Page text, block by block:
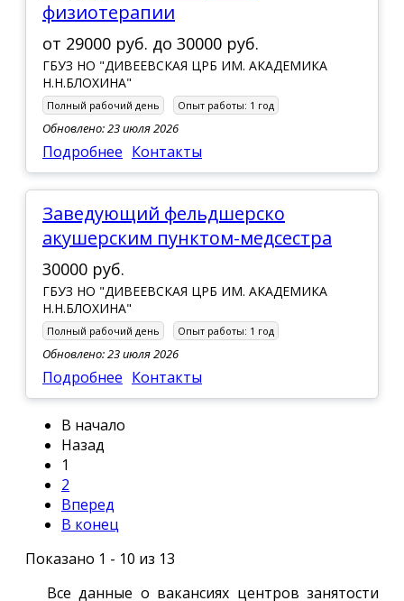
физиотерапии
от 29000 руб. до 30000 руб.
ГБУЗ НО "ДИВЕЕВСКАЯ ЦРБ ИМ. АКАДЕМИКА
Н.Н.БЛОХИНА"
Полный рабочий день Опыт работы: 1 год
Обновлено: 23 июля 2026
Подробнее Контакты
Заведующий фельдшерско
акушерским пунктом-медсестра
30000 руб.
ГБУЗ НО "ДИВЕЕВСКАЯ ЦРБ ИМ. АКАДЕМИКА
Н.Н.БЛОХИНА"
Полный рабочий день Опыт работы: 1 год
Обновлено: 23 июля 2026
Подробнее Контакты
В начало
Назад
1
2
Вперед
В конец
Показано 1 - 10 из 13
Все данные о вакансиях центров занятости